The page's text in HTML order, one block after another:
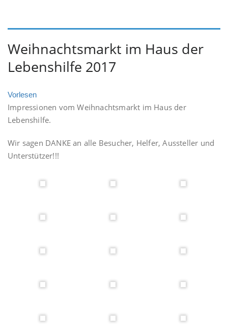
Weihnachtsmarkt im Haus der
Lebenshilfe 2017
Vorlesen
Impressionen vom Weihnachtsmarkt im Haus der
Lebenshilfe.
Wir sagen DANKE an alle Besucher, Helfer, Aussteller und
Unterstützer!!!